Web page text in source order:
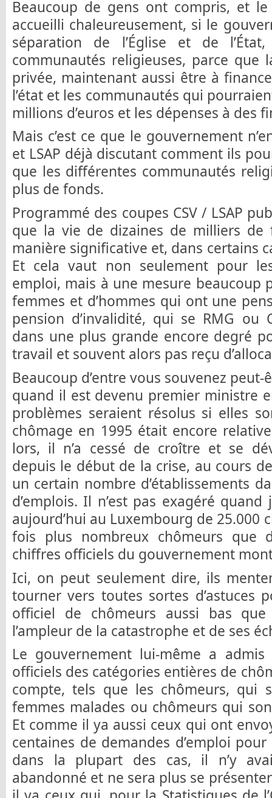
Beaucoup de gens ont compris, et
accueilli chaleureusement, si le
séparation de l’Église et de
communautés religieuses, parce
privée, maintenant aussi être à
l’état et les communautés qui
millions d’euros et les dépenses à des
Mais c’est ce que le gouvernement
et LSAP déjà discutant comment ils
que les différentes communautés
plus de fonds.
Programmé des coupes CSV / LSAP
que la vie de dizaines de milliers de
manière significative et, dans certains
Et cela vaut non seulement pour
emploi, mais à une mesure beaucoup
femmes et d’hommes qui ont une
pension d’invalidité, qui se RMG ou
dans une plus grande encore degré
travail et souvent alors pas reçu
Beaucoup d’entre vous souvenez
quand il est devenu premier ministre
problèmes seraient résolus si elles
chômage en 1995 était encore
lors, il n’a cessé de croître et se
depuis le début de la crise, au cours
un certain nombre d’établissements
d’emplois. Il n’est pas exagéré
aujourd’hui au Luxembourg de 25.000
fois plus nombreux chômeurs que
chiffres officiels du gouvernement
Ici, on peut seulement dire, ils
tourner vers toutes sortes d’astuces
officiel de chômeurs aussi bas
l’ampleur de la catastrophe et de ses
Le gouvernement lui-même a
officiels des catégories entières de
compte, tels que les chômeurs, qui
femmes malades ou chômeurs qui
Et comme il ya aussi ceux qui ont
centaines de demandes d’emploi
dans la plupart des cas, il n’y
abandonné et ne sera plus se